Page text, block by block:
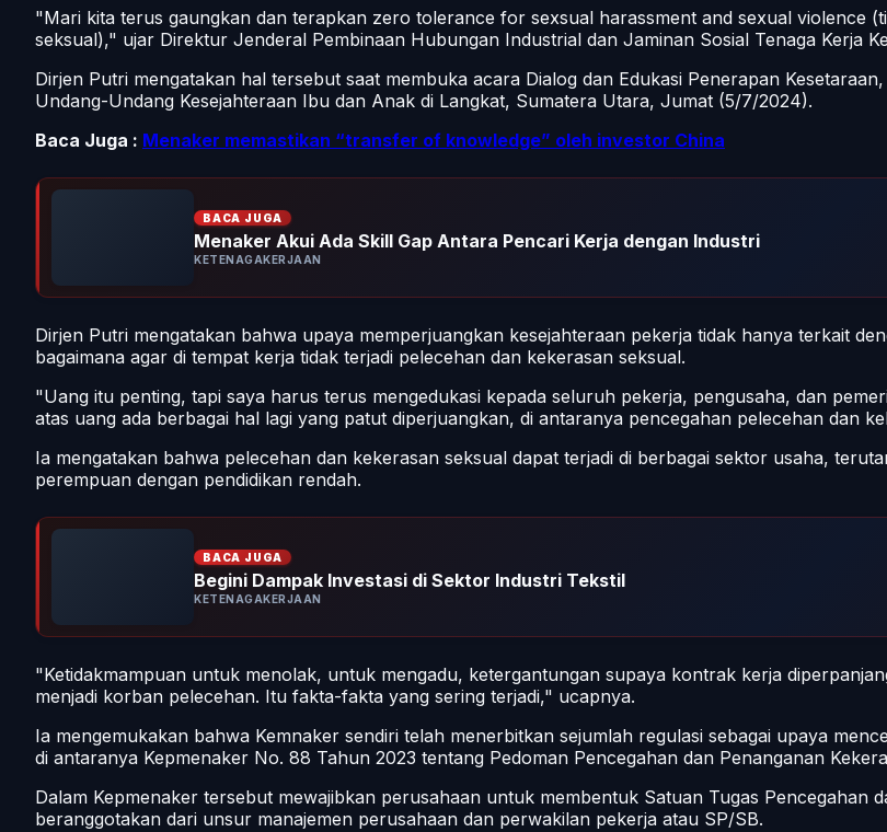
"Mari kita terus gaungkan dan terapkan zero tolerance for sexsual harassment and sexual violence
seksual)," ujar Direktur Jenderal Pembinaan Hubungan Industrial dan Jaminan Sosial Tenaga Kerja
Dirjen Putri mengatakan hal tersebut saat membuka acara Dialog dan Edukasi Penerapan
Undang-Undang Kesejahteraan Ibu dan Anak di Langkat, Sumatera Utara, Jumat (5/7/2024).
Baca Juga : Menaker memastikan “transfer of knowledge” oleh investor China
BACA JUGA
Menaker Akui Ada Skill Gap Antara Pencari Kerja dengan Industri
KETENAGAKERJAAN
Dirjen Putri mengatakan bahwa upaya memperjuangkan kesejahteraan pekerja tidak hanya terkait
bagaimana agar di tempat kerja tidak terjadi pelecehan dan kekerasan seksual.
"Uang itu penting, tapi saya harus terus mengedukasi kepada seluruh pekerja, pengusaha, dan
atas uang ada berbagai hal lagi yang patut diperjuangkan, di antaranya pencegahan pelecehan dan
Ia mengatakan bahwa pelecehan dan kekerasan seksual dapat terjadi di berbagai sektor usaha,
perempuan dengan pendidikan rendah.
BACA JUGA
Begini Dampak Investasi di Sektor Industri Tekstil
KETENAGAKERJAAN
"Ketidakmampuan untuk menolak, untuk mengadu, ketergantungan supaya kontrak kerja
menjadi korban pelecehan. Itu fakta-fakta yang sering terjadi," ucapnya.
Ia mengemukakan bahwa Kemnaker sendiri telah menerbitkan sejumlah regulasi sebagai upaya
di antaranya Kepmenaker No. 88 Tahun 2023 tentang Pedoman Pencegahan dan Penanganan
Dalam Kepmenaker tersebut mewajibkan perusahaan untuk membentuk Satuan Tugas Pencegahan
beranggotakan dari unsur manajemen perusahaan dan perwakilan pekerja atau SP/SB.